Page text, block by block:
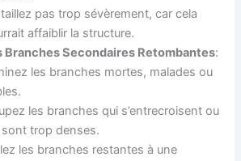
pas trop sévèrement, car cela
affaiblir la structure.
Branches Secondaires Retombantes:
les branches mortes, malades ou
les branches qui s’entrecroisent ou
trop denses.
les branches restantes à une